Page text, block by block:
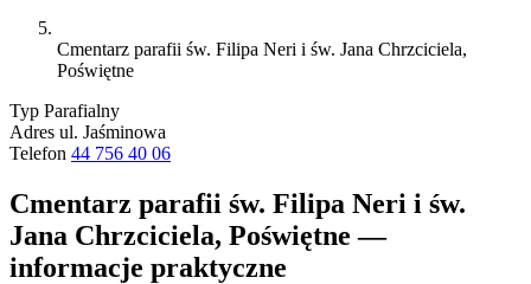
Cmentarz parafii św. Filipa Neri i św. Jana Chrzciciela,
Poświętne
Typ Parafialny
Adres ul. Jaśminowa
Telefon 44 756 40 06
Cmentarz parafii św. Filipa Neri i św.
Jana Chrzciciela, Poświętne —
informacje praktyczne